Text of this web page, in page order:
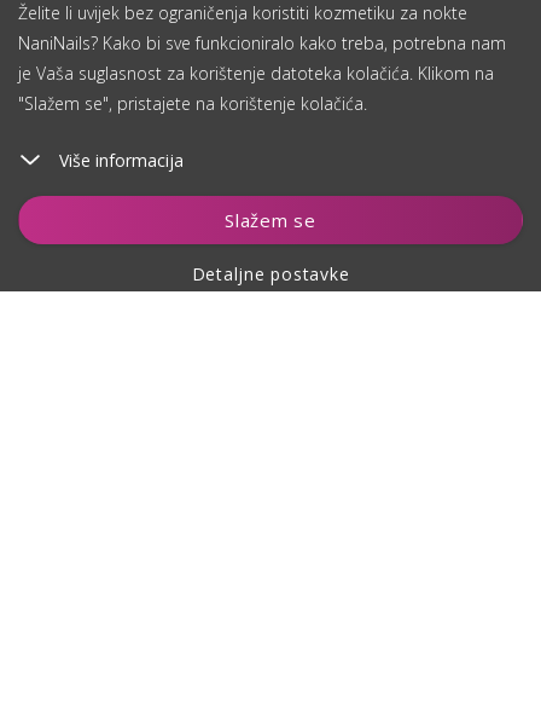
Želite li uvijek bez ograničenja koristiti kozmetiku za nokte
NaniNails? Kako bi sve funkcioniralo kako treba, potrebna nam
je Vaša suglasnost za korištenje datoteka kolačića. Klikom na
"Slažem se", pristajete na korištenje kolačića.
Više informacija
Slažem se
Detaljne postavke
Dodaj u košaricu